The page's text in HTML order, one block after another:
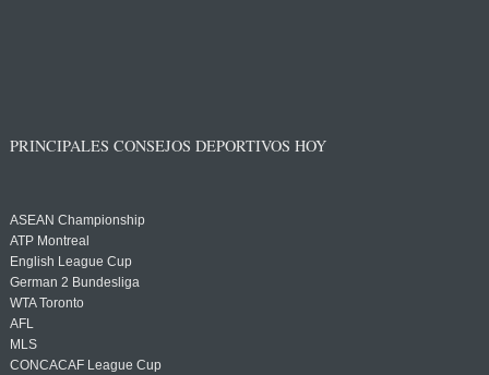
PRINCIPALES CONSEJOS DEPORTIVOS HOY
ASEAN Championship
ATP Montreal
English League Cup
German 2 Bundesliga
WTA Toronto
AFL
MLS
CONCACAF League Cup